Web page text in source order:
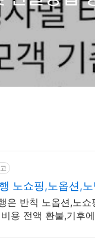
노쇼핑,노옵션,노
은 반칙 노옵션,노
용 전액 환불,기후